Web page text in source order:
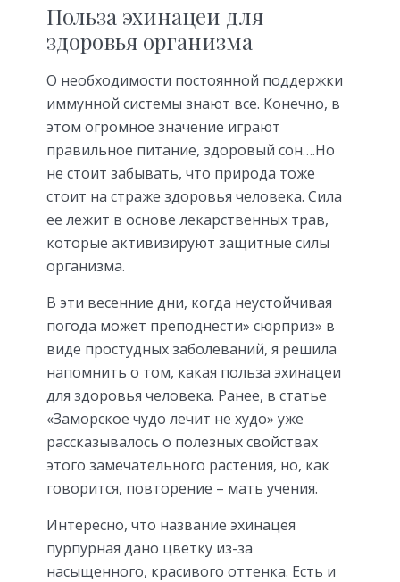
Польза эхинацеи для
здоровья организма
О необходимости постоянной поддержки
иммунной системы знают все. Конечно, в
этом огромное значение играют
правильное питание, здоровый сон….Но
не стоит забывать, что природа тоже
стоит на страже здоровья человека. Сила
ее лежит в основе лекарственных трав,
которые активизируют защитные силы
организма.
В эти весенние дни, когда неустойчивая
погода может преподнести» сюрприз» в
виде простудных заболеваний, я решила
напомнить о том, какая польза эхинацеи
для здоровья человека. Ранее, в статье
«Заморское чудо лечит не худо» уже
рассказывалось о полезных свойствах
этого замечательного растения, но, как
говорится, повторение – мать учения.
Интересно, что название эхинацея
пурпурная дано цветку из-за
насыщенного, красивого оттенка. Есть и